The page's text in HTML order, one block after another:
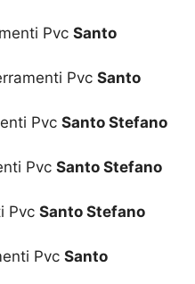
Pvc Santo
Pvc Santo
Pvc Santo Stefano
Pvc Santo Stefano
Pvc Santo Stefano
Pvc Santo